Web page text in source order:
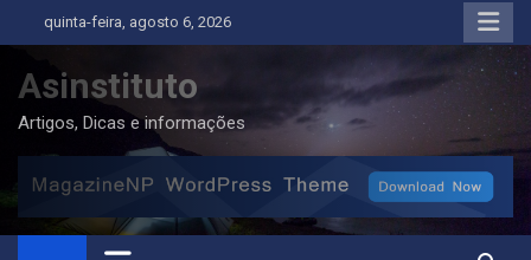
to
content
quinta-feira, agosto 6, 2026
Asinstituto
Artigos, Dicas e informações